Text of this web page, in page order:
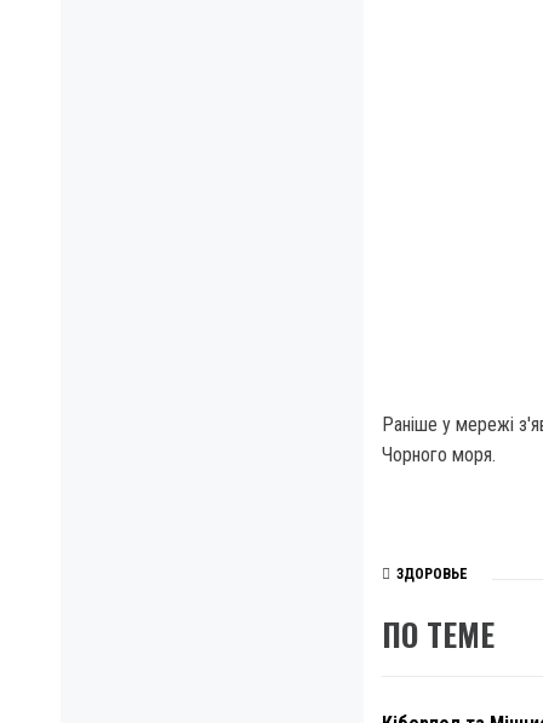
Раніше у мережі
Чорного моря.
ЗДОРОВЬЕ
ПО ТЕМЕ